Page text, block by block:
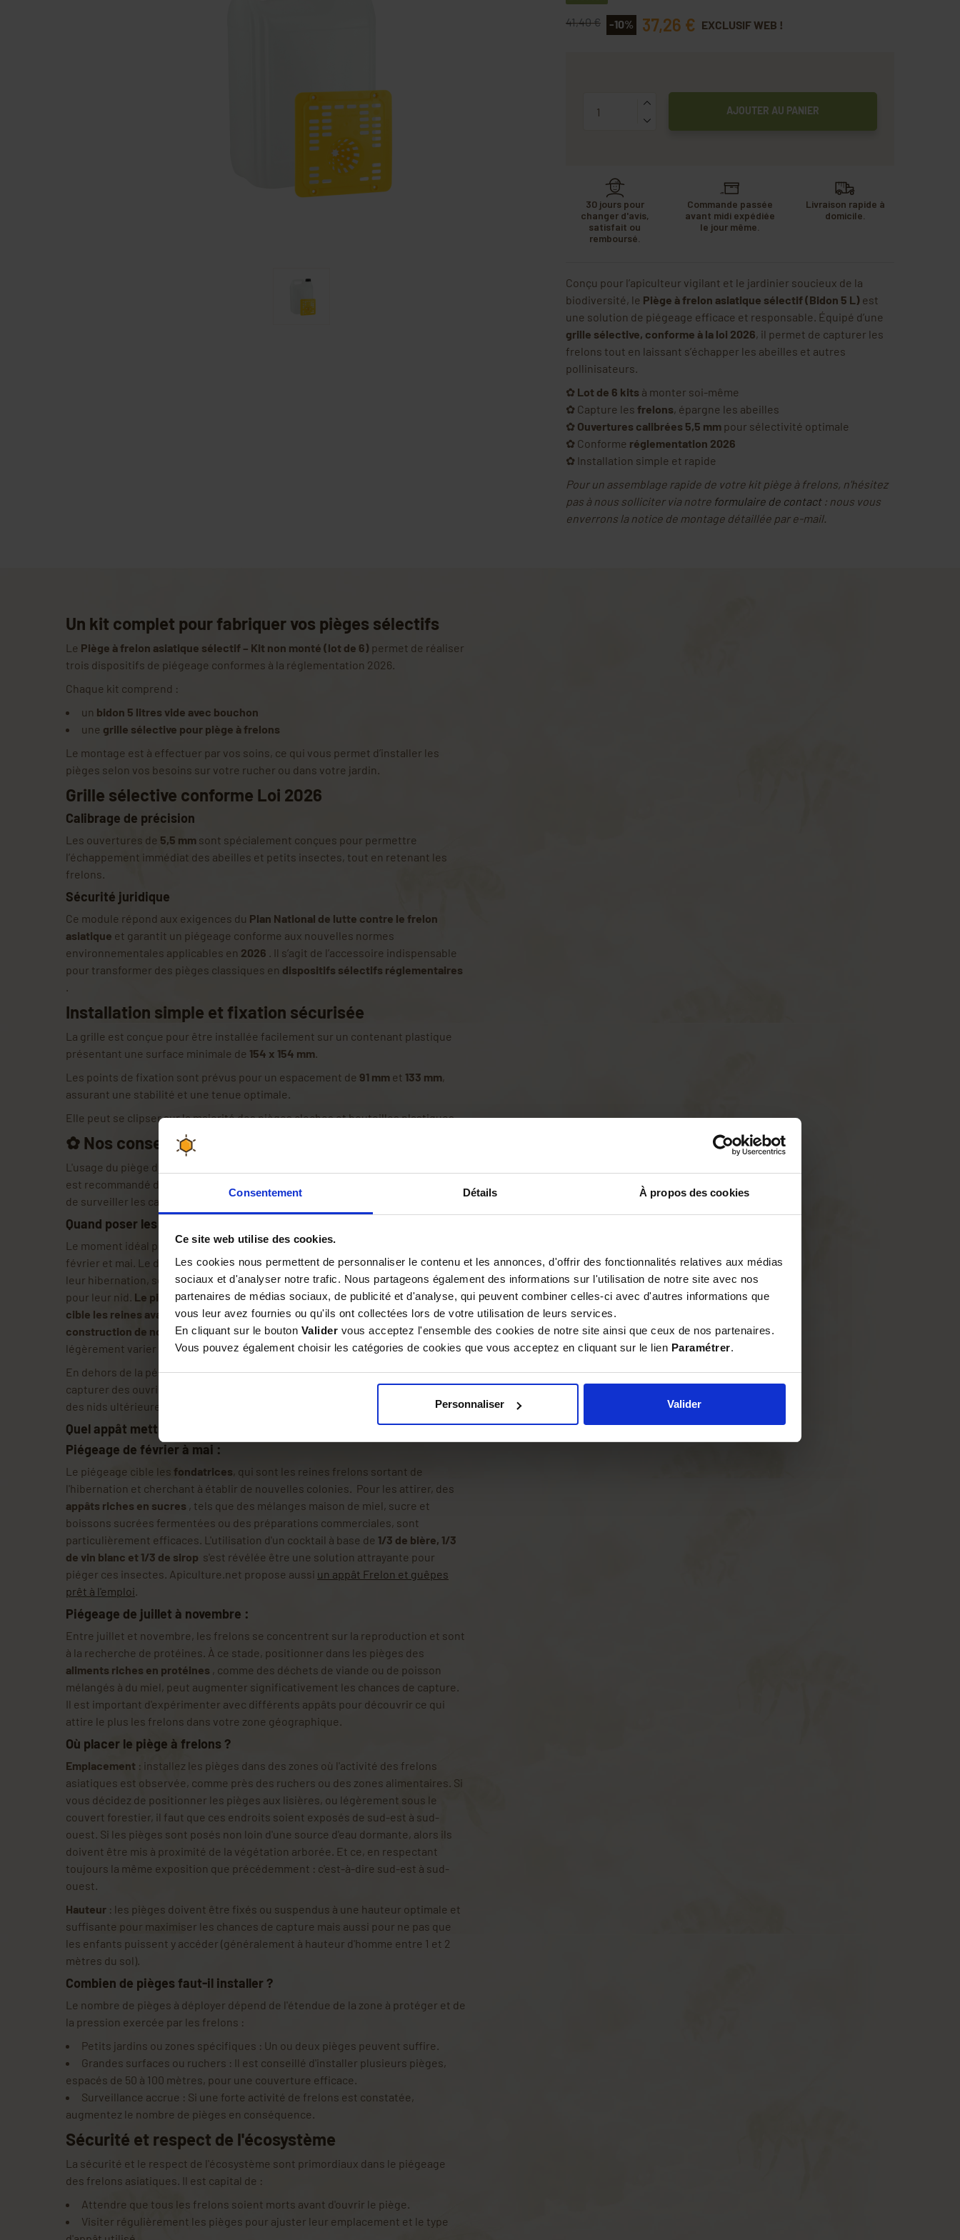
Consentement Détails À propos des cookies
Ce site web utilise des cookies.
Les cookies nous permettent de personnaliser le contenu et les annonces, d'offrir des fonctionnalités relatives aux médias
sociaux et d'analyser notre trafic. Nous partageons également des informations sur l'utilisation de notre site avec nos
partenaires de médias sociaux, de publicité et d'analyse, qui peuvent combiner celles-ci avec d'autres informations que
vous leur avez fournies ou qu'ils ont collectées lors de votre utilisation de leurs services.
En cliquant sur le bouton Valider vous acceptez l'ensemble des cookies de notre site ainsi que ceux de nos partenaires.
Vous pouvez également choisir les catégories de cookies que vous acceptez en cliquant sur le lien Paramétrer.
Personnaliser Valider
41,40 € -10% 37,26 € EXCLUSIF WEB !
AJOUTER AU PANIER
30 jours pour
changer d'avis,
satisfait ou
remboursé.
Commande passée
avant midi expédiée
le jour même.
Livraison rapide à
domicile.
Conçu pour l’apiculteur vigilant et le jardinier soucieux de la
biodiversité, le Piège à frelon asiatique sélectif (Bidon 5 L)est
une solution de piégeage efficace et responsable. Équipé d’une
grille sélective, conforme à la loi 2026, il permet de capturer les
frelons tout en laissant s’échapper les abeilles et autres
pollinisateurs.
✿ Lot de 6 kitsà monter soi-même
✿ Capture les frelons, épargne les abeilles
✿ Ouvertures calibrées 5,5 mmpour sélectivité optimale
✿ Conforme réglementation 2026
✿ Installation simple et rapide
Pour un assemblage rapide de votre kit piège à frelons, n'hésitez
pas à nous solliciter via notre formulaire de contact: nous vous
enverrons la notice de montage détaillée par e-mail.
Un kit complet pour fabriquer vos pièges sélectifs
Le Piège à frelon asiatique sélectif – Kit non monté (lot de 6) permet de réaliser
trois dispositifs de piégeage conformes à la réglementation 2026.
Chaque kit comprend :
un bidon 5 litres vide avec bouchon
une grille sélective pour piège à frelons
Le montage est à effectuer par vos soins, ce qui vous permet d’installer les
pièges selon vos besoins sur votre rucher ou dans votre jardin.
Grille sélective conforme Loi 2026
Calibrage de précision
Les ouvertures de 5,5 mm sont spécialement conçues pour permettre
l’échappement immédiat des abeilles et petits insectes, tout en retenant les
frelons.
Sécurité juridique
Ce module répond aux exigences du Plan National de lutte contre le frelon
asiatique et garantit un piégeage conforme aux nouvelles normes
environnementales applicables en 2026 . Il s’agit de l’accessoire indispensable
pour transformer des pièges classiques en dispositifs sélectifs réglementaires
.
Installation simple et fixation sécurisée
La grille est conçue pour être installée facilement sur un contenant plastique
présentant une surface minimale de 154 x 154 mm.
Les points de fixation sont prévus pour un espacement de 91 mm et 133 mm,
assurant une stabilité et une tenue optimale.
Elle peut se clipser sur la majorité des pièges cloches et bouteilles plastiques.
✿ Nos conseils pour le piégeage
L'usage du piège doit être attentif et mesuré afin de préserver la biodiversité. Il
est recommandé de le
de surveiller les captures pour minimiser l'impact sur les insectes non ciblés.
Quand poser les pièges à frelon ?
Le moment idéal pour le piégeage des reines est généralement situé entre
février et mai. Le début du printemps est le moment où les reines, sortant de
leur hibernation, sont les plus vulnérables et activement à la recherche d'un site
pour leur nid. Le piégeage réalisé pendant cette période est plus efficace car il
cible les reines avant qu'elles ne commencent la reproduction et la
construction de nouveaux nids. Il est important de noter que le calendrier peut
légèrement varier en fonction des conditions climatiques régionales.
En dehors de la période de mi-février à mai, les pièges vont principalement
capturer des ouvrières et non les reines. Celles-ci pourront à nouveau créer
des nids ultérieurement.
Quel appât mettre dans le piège ?
Piégeage de février à mai :
Le piégeage cible les fondatrices, qui sont les reines frelons sortant de
l'hibernation et cherchant à établir de nouvelles colonies. Pour les attirer, des
appâts riches en sucres , tels que des mélanges maison de miel, sucre et
boissons sucrées fermentées ou des préparations commerciales, sont
particulièrement efficaces. L'utilisation d'un cocktail à base de 1/3 de bière, 1/3
de vin blanc et 1/3 de sirop s'est révélée être une solution attrayante pour
piéger ces insectes. Apiculture.net propose aussi un appât Frelon et guêpes
prêt à l'emploi.
Piégeage de juillet à novembre :
Entre juillet et novembre, les frelons se concentrent sur la reproduction et sont
à la recherche de protéines. À ce stade, positionner dans les pièges des
aliments riches en protéines , comme des déchets de viande ou de poisson
mélangés à du miel, peut augmenter significativement les chances de capture.
Il est important d'expérimenter avec différents appâts pour découvrir ce qui
attire le plus les frelons dans votre zone géographique.
Où placer le piège à frelons ?
Emplacement : installez les pièges dans des zones où l'activité des frelons
asiatiques est observée, comme près des ruchers ou des zones alimentaires. Si
vous décidez de positionner les pièges aux lisières, ou légèrement sous le
couvert forestier, il faut que ces endroits soient exposés de sud-est à sud-
ouest. Si les pièges sont posés non loin d'une source d'eau dormante, alors ils
doivent être mis à proximité de la végétation arborée. Et ce, en respectant
toujours la même exposition que précédemment : c'est-à-dire sud-est à sud-
ouest.
Hauteur : les pièges doivent être fixés ou suspendus à une hauteur optimale et
suffisante pour maximiser les chances de capture mais aussi pour ne pas que
les enfants puissent y accéder (généralement à hauteur d'homme entre 1 et 2
mètres du sol).
Combien de pièges faut-il installer ?
Le nombre de pièges à déployer dépend de l'étendue de la zone à protéger et de
la pression exercée par les frelons :
Petits jardins ou zones spécifiques : Un ou deux pièges peuvent suffire.
Grandes surfaces ou ruchers : Il est conseillé d'installer plusieurs pièges,
espacés de 50 à 100 mètres, pour une couverture efficace.
Surveillance accrue : Si une forte activité de frelons est constatée,
augmentez le nombre de pièges en conséquence.
Sécurité et respect de l'écosystème
La sécurité et le respect de l'écosystème sont primordiaux dans le piégeage
des frelons asiatiques. Il est capital de :
Attendre que tous les frelons soient morts avant d'ouvrir le piège.
Visiter régulièrement les pièges pour ajuster leur emplacement et le type